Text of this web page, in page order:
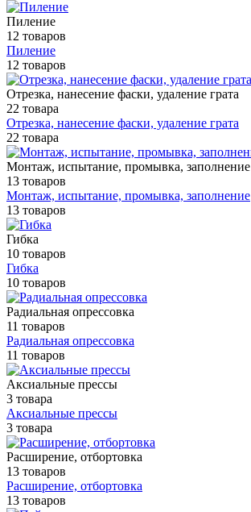
Пиление
12 товаров
Пиление
12 товаров
Отрезка, нанесение фаски, удаление грата
22 товара
Отрезка, нанесение фаски, удаление грата
22 товара
Монтаж, испытание, промывка, заполнение
13 товаров
Монтаж, испытание, промывка, заполнение
13 товаров
Гибка
10 товаров
Гибка
10 товаров
Радиальная опрессовка
11 товаров
Радиальная опрессовка
11 товаров
Аксиальные прессы
3 товара
Аксиальные прессы
3 товара
Расширение, отбортовка
13 товаров
Расширение, отбортовка
13 товаров